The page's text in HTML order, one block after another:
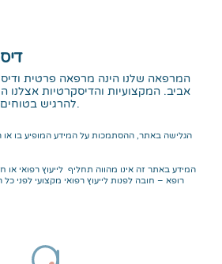
המרפאה שלנו הינה מרפאה פרטית
אביב. המקצועיות והדיסקרטיות אצלנו
להרגיש בטוחים שהגעתם למקום הנכון.
הגלישה באתר, ההסתמכות על המידע המופיע בו או
המידע באתר זה אינו מהווה תחליף לייעוץ רפואי או
רופא – חובה לפנות לייעוץ רפואי מקצועי לפני